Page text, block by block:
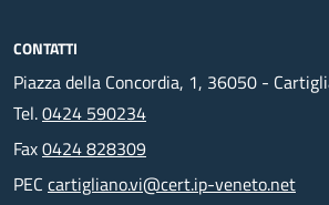
CONTATTI
Piazza della Concordia, 1, 36050 -
Tel.0424 590234
Fax0424 828309
PEC cartigliano.vi@cert.ip-veneto.net